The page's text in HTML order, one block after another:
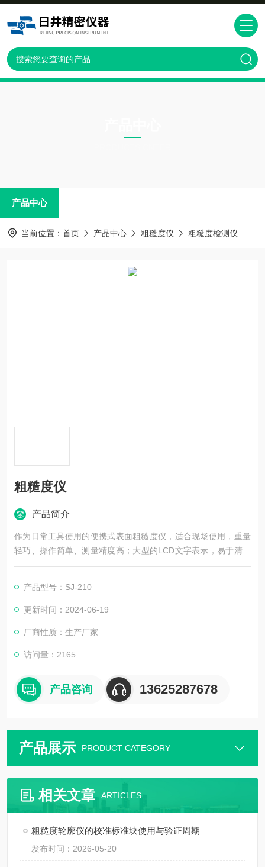
产品中心
当前位置： 首页 产品中心 粗糙度仪 粗糙度检测仪
粗糙度仪
产品简介
作为日常工具使用的便携式表面粗糙度仪，适合现场使用，重量
轻巧、操作简单、测量精度高；大型的LCD文字表示，易于清晰
读取；检出器的量测范围扩大为350μm；检出器的驱动部有退避
丰富的参数：自动校正机能、合否判定机能、客户自行编辑设计
机能。
产品型号：SJ-210
更新时间：2024-06-19
厂商性质：生产厂家
访问量：2165
产品咨询 13625287678
产品展示 PRODUCT CATEGORY
相关文章 ARTICLES
粗糙度轮廓仪的校准标准块使用与验证周期
发布时间：2026-05-20